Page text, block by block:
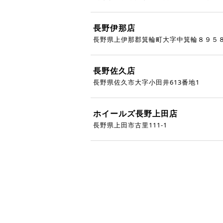
長野伊那店
長野県上伊那郡箕輪町大字中箕輪８９５
長野佐久店
長野県佐久市大字小田井613番地1
ホイールズ長野上田店
長野県上田市古里111-1